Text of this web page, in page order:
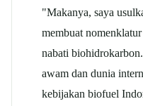
"Makanya, saya
membuat
nabati
awam dan dunia
kebijakan biofuel